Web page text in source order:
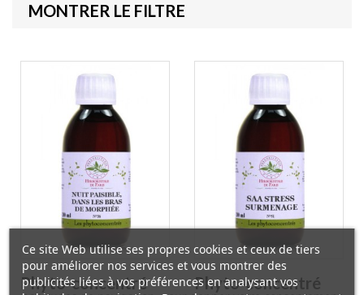
MONTRER LE FILTRE
Phyto-concentré
Phyto-concentré
Ce site Web utilise ses propres cookies et ceux de tiers
pour améliorer nos services et vous montrer des
publicités liées à vos préférences en analysant vos